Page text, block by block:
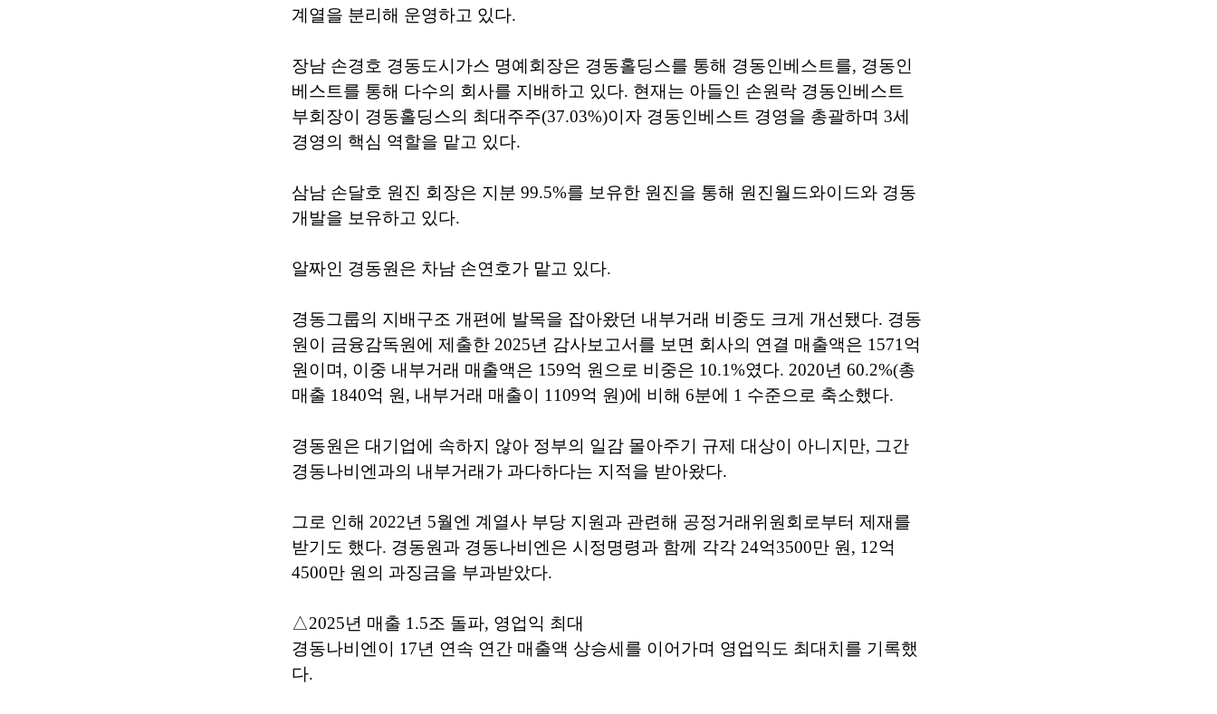
계열을 분리해 운영하고 있다.
장남 손경호 경동도시가스 명예회장은 경동홀딩스를 통해 경동인베스트를, 경동인
베스트를 통해 다수의 회사를 지배하고 있다. 현재는 아들인 손원락 경동인베스트
부회장이 경동홀딩스의 최대주주(37.03%)이자 경동인베스트 경영을 총괄하며 3세
경영의 핵심 역할을 맡고 있다.
삼남 손달호 원진 회장은 지분 99.5%를 보유한 원진을 통해 원진월드와이드와 경동
개발을 보유하고 있다.
알짜인 경동원은 차남 손연호가 맡고 있다.
경동그룹의 지배구조 개편에 발목을 잡아왔던 내부거래 비중도 크게 개선됐다. 경동
원이 금융감독원에 제출한 2025년 감사보고서를 보면 회사의 연결 매출액은 1571억
원이며, 이중 내부거래 매출액은 159억 원으로 비중은 10.1%였다. 2020년 60.2%(총
매출 1840억 원, 내부거래 매출이 1109억 원)에 비해 6분에 1 수준으로 축소했다.
경동원은 대기업에 속하지 않아 정부의 일감 몰아주기 규제 대상이 아니지만, 그간
경동나비엔과의 내부거래가 과다하다는 지적을 받아왔다.
그로 인해 2022년 5월엔 계열사 부당 지원과 관련해 공정거래위원회로부터 제재를
받기도 했다. 경동원과 경동나비엔은 시정명령과 함께 각각 24억3500만 원, 12억
4500만 원의 과징금을 부과받았다.
△2025년 매출 1.5조 돌파, 영업익 최대
경동나비엔이 17년 연속 연간 매출액 상승세를 이어가며 영업익도 최대치를 기록했
다.